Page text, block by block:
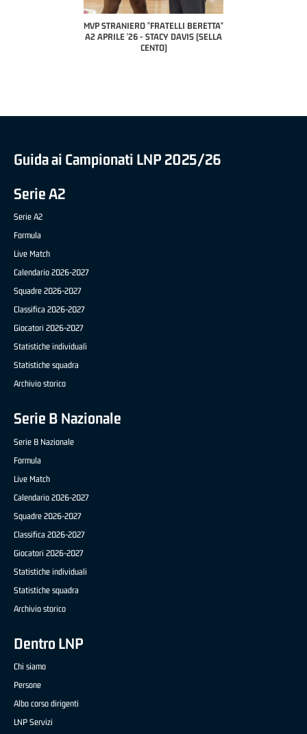
"FRATELLI BERETTA"
- STACY DAVIS (SELLA
MVP "FRATELLI BERETTA" SAMUEL
DILAS B NAZIONALE APRILE '26 -
MARCO RESTELLI (TAV TREVIGLIO
Guida ai Campionati LNP 2025/26
Serie A2
Serie A2
Formula
Live Match
Calendario 2026-2027
Squadre 2026-2027
Classifica 2026-2027
Giocatori 2026-2027
Statistiche individuali
Statistiche squadra
Archivio storico
Serie B Nazionale
Serie B Nazionale
Formula
Live Match
Calendario 2026-2027
Squadre 2026-2027
Classifica 2026-2027
Giocatori 2026-2027
Statistiche individuali
Statistiche squadra
Archivio storico
Dentro LNP
Chi siamo
Persone
Albo corso dirigenti
LNP Servizi